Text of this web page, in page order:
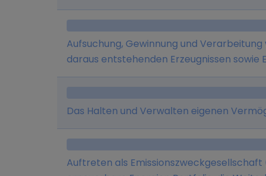
Beteiligungen aller Art.
Aufsuchung, Gewinnung und
daraus entstehenden Erzeugnissen
von Beteiligungen an anderen
Vermietung; Erbringung von
oder Beteiligung von Rechtsträgern im
Das Halten und Verwalten eigenen
Auftreten als